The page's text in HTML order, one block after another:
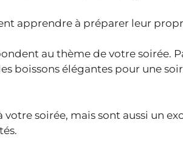
apprendre à préparer leur
au thème de votre soirée.
boissons élégantes pour une
soirée, mais sont aussi un